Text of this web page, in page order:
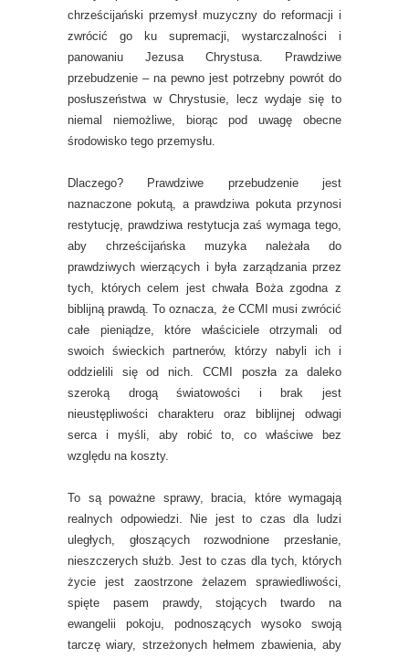
chrześcijański przemysł muzyczny do reformacji i
zwrócić go ku supremacji, wystarczalności i
panowaniu Jezusa Chrystusa. Prawdziwe
przebudzenie – na pewno jest potrzebny powrót do
posłuszeństwa w Chrystusie, lecz wydaje się to
niemal niemożliwe, biorąc pod uwagę obecne
środowisko tego przemysłu.
Dlaczego? Prawdziwe przebudzenie jest
naznaczone pokutą, a prawdziwa pokuta przynosi
restytucję, prawdziwa restytucja zaś wymaga tego,
aby chrześcijańska muzyka należała do
prawdziwych wierzących i była zarządzania przez
tych, których celem jest chwała Boża zgodna z
biblijną prawdą. To oznacza, że CCMI musi zwrócić
całe pieniądze, które właściciele otrzymali od
swoich świeckich partnerów, którzy nabyli ich i
oddzielili się od nich. CCMI poszła za daleko
szeroką drogą światowości i brak jest
nieustępliwości charakteru oraz biblijnej odwagi
serca i myśli, aby robić to, co właściwe bez
względu na koszty.
To są poważne sprawy, bracia, które wymagają
realnych odpowiedzi. Nie jest to czas dla ludzi
uległych, głoszących rozwodnione przesłanie,
nieszczerych służb. Jest to czas dla tych, których
życie jest zaostrzone żelazem sprawiedliwości,
spięte pasem prawdy, stojących twardo na
ewangelii pokoju, podnoszących wysoko swoją
tarczę wiary, strzeżonych hełmem zbawienia, aby